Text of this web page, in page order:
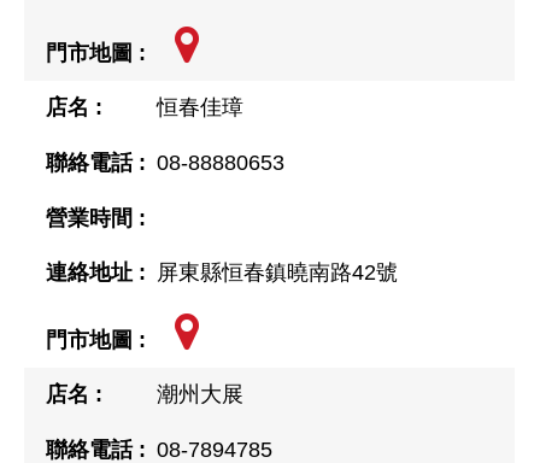
恒春佳璋
08-88880653
屏東縣恒春鎮曉南路42號
潮州大展
08-7894785